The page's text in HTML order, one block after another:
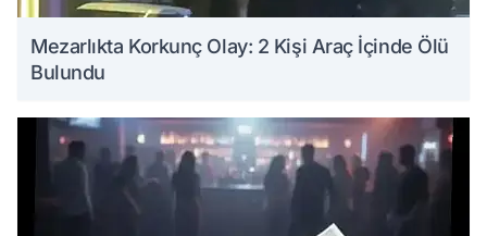
Mezarlıkta Korkunç Olay: 2 Kişi Araç İçinde Ölü
Bulundu